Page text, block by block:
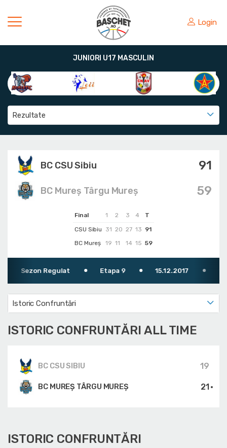
Login
JUNIORI U17 MASCULIN
Rezultate
BC CSU Sibiu 91
Final 1 2 3 4
T
CSU Sibiu
31 20 27 13 91
BC Mureș
19 11 14 15 59
59
BC Mureș Târgu Mureș
Regulat Etapa 9 15.12.2017 19:00
Istoric Confruntări
ISTORIC CONFRUNTĂRI ALL TIME
BC CSU SIBIU 19
21
BC MUREȘ TÂRGU MUREȘ
ISTORIC CONFRUNTĂRI